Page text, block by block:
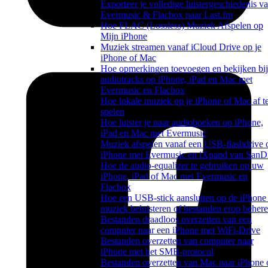
Exporteer je volledige luistergeschiedenis
Evermusic & Flacbox naar Last.fm
Hoe FLAC (Lossless) Muziek Afspelen op
Mijn iPhone
Muziek streamen vanaf iCloud Drive op je
iPhone of Mac
Hoe opmerkingen toevoegen en bekijken
audiotracks op iPhone, iPad en Mac met
Evermusic en Flacbox
Hoe lokale muziek op je iPhone of Mac af
spelen
Hoe luister je naar audioboeken op iPhone,
iPad en Mac met Evermusic
Muziek afspelen vanaf een USB-flashdrive
iPhone met Evermusic en iXpand van
Hoe de audio-equalizer te gebruiken op uw
iPhone, iPad of Mac met Evermusic en
Flacbox
Hoe een USB-stick aansluiten op de iPhone
muziek beluisteren of bestanden erop
Bestanden draadloos overzetten van een
computer naar een iPhone met WiFi-Drive
Bestanden overzetten van computer naar
iPhone met het SMB-protocol
Bestanden overzetten van Mac naar iPhone